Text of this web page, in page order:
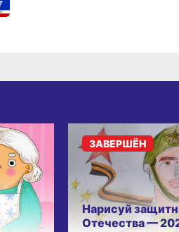
Нарисуй
Отечества —
ЗАВЕРШЁН